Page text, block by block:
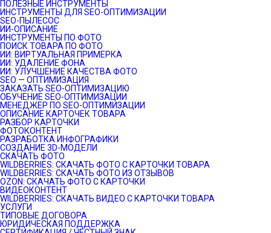
ПОЛЕЗНЫЕ ИНСТРУМЕНТЫ
ИНСТРУМЕНТЫ ДЛЯ SEO-ОПТИМИЗАЦИИ
SEO-ПЫЛЕСОС
ИИ-ОПИСАНИЕ
ИНСТРУМЕНТЫ ПО ФОТО
ПОИСК ТОВАРА ПО ФОТО
ИИ: ВИРТУАЛЬНАЯ ПРИМЕРКА
ИИ: УДАЛЕНИЕ ФОНА
ИИ: УЛУЧШЕНИЕ КАЧЕСТВА ФОТО
SEO — ОПТИМИЗАЦИЯ
ЗАКАЗАТЬ SEO-ОПТИМИЗАЦИЮ
ОБУЧЕНИЕ SEO-ОПТИМИЗАЦИИ
МЕНЕДЖЕР ПО SEO-ОПТИМИЗАЦИИ
ОПИСАНИЕ КАРТОЧЕК ТОВАРА
РАЗБОР КАРТОЧКИ
ФОТОКОНТЕНТ
РАЗРАБОТКА ИНФОГРАФИКИ
СОЗДАНИЕ 3D-МОДЕЛИ
СКАЧАТЬ ФОТО
WILDBERRIES: СКАЧАТЬ ФОТО С КАРТОЧКИ ТОВАРА
WILDBERRIES: СКАЧАТЬ ФОТО ИЗ ОТЗЫВОВ
OZON: СКАЧАТЬ ФОТО С КАРТОЧКИ
ВИДЕОКОНТЕНТ
WILDBERRIES: СКАЧАТЬ ВИДЕО С КАРТОЧКИ ТОВАРА
УСЛУГИ
ТИПОВЫЕ ДОГОВОРА
ЮРИДИЧЕСКАЯ ПОДДЕРЖКА